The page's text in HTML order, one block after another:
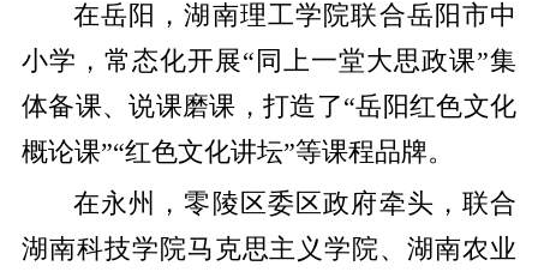
在岳阳，湖南理工学院联合岳阳市中
小学，常态化开展“同上一堂大思政课”集
体备课、说课磨课，打造了“岳阳红色文化
概论课”“红色文化讲坛”等课程品牌。
在永州，零陵区委区政府牵头，联合
湖南科技学院马克思主义学院、湖南农业